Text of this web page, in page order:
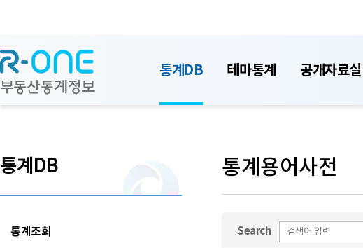
통계DB 테마통계 공개자료실
통계DB
통계조회
통계용어사전
Search